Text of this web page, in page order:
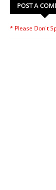
POST A
* Please Don't